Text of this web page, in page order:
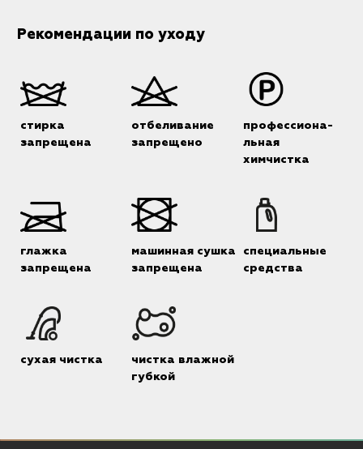
Рекомендации по уходу
стирка
запрещена
отбеливание
запрещено
профессиона-
льная
химчистка
глажка
запрещена
машинная сушка
запрещена
специальные
средства
сухая чистка
чистка влажной
губкой